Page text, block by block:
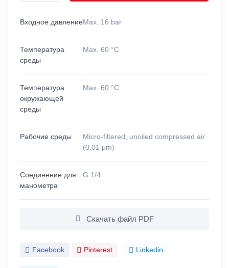
Входное давлениеMax. 16 bar
Температура
среды
Max. 60 °C
Температура
окружающей
среды
Max. 60 °C
Рабочие среды
Micro-filtered, unoiled compressed air
(0.01 μm)
Соединение для
манометра
G 1/4
Скачать файл PDF
Facebook Pinterest Linkedin